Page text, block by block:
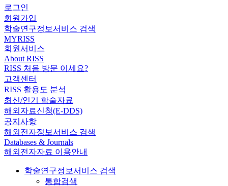
로그인
회원가입
학술연구정보서비스 검색
MYRISS
회원서비스
About RISS
RISS 처음 방문 이세요?
고객센터
RISS 활용도 분석
최신/인기 학술자료
해외자료신청(E-DDS)
공지사항
해외전자정보서비스 검색
Databases & Journals
해외전자자료 이용안내
학술연구정보서비스 검색
통합검색